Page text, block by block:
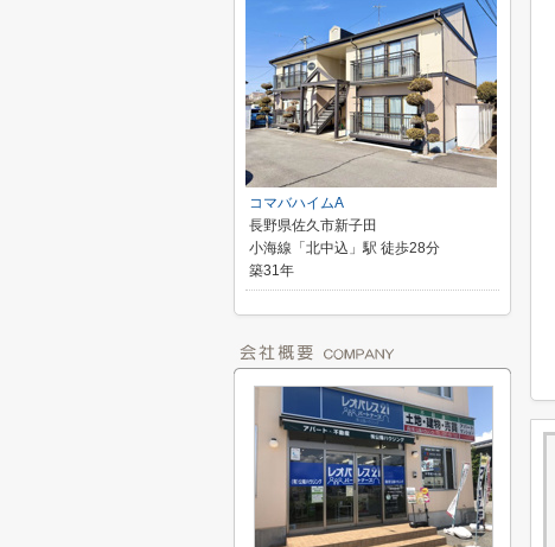
コマバハイムA
長野県佐久市新子田
小海線「北中込」駅 徒歩28分
築31年